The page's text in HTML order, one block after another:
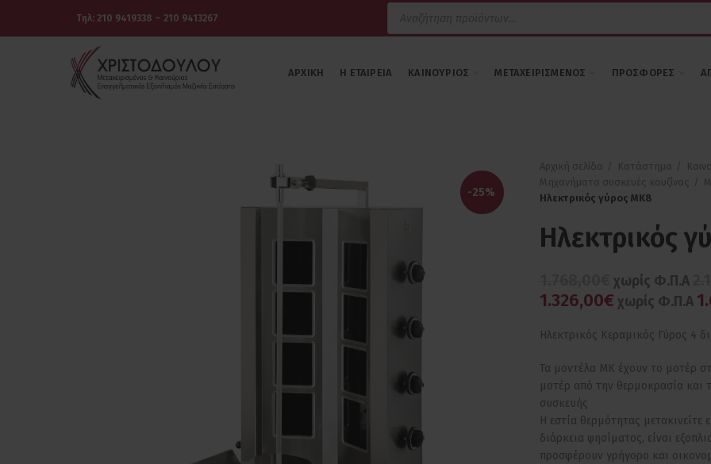
Τηλ: 210 9419338 – 210 9413267
Products
ΑΡΧΙΚΉ Η ΕΤΑΙΡΕΊΑ ΚΑΙΝΟΎΡΙΟΣ ΜΕΤΑΧΕΙΡΙΣΜΈΝΟΣ ΠΡΟΣΦΟΡΈΣ
-25%
Ηλεκτρικός γύρος MK8
Ηλεκτρικός
χωρίς Φ.Π.Α
1.326,00€ χωρίς Φ.Π.Α
Ηλεκτρικός Κεραμικός Γύρος 4
Τα μοντέλα ΜΚ έχουν το μοτέρ
μοτέρ από την θερμοκρασία και
συσκευής
Η εστία θερμότητας
διάρκεια ψησίματος, είναι
προσφέρουν γρήγορο και